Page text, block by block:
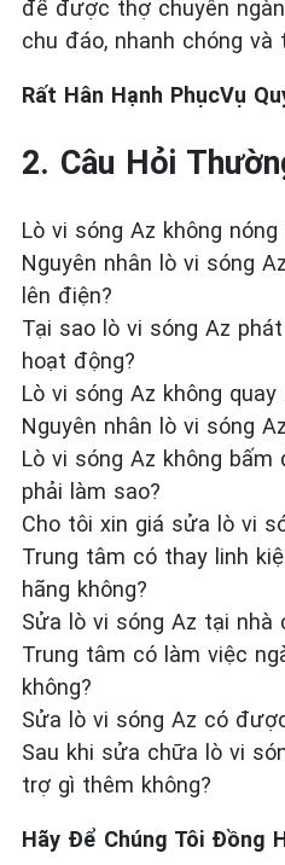
để được thợ chuyên
chu đáo, nhanh chóng và
Rất Hân Hạnh PhụcVụ
2. Câu Hỏi
Lò vi sóng Az không
Nguyên nhân lò vi sóng
lên điện?
Tại sao lò vi sóng Az
hoạt động?
Lò vi sóng Az không
Nguyên nhân lò vi sóng
Lò vi sóng Az không
phải làm sao?
Cho tôi xin giá sửa lò vi
Trung tâm có thay linh
hãng không?
Sửa lò vi sóng Az tại nhà
Trung tâm có làm việc
không?
Sửa lò vi sóng Az có
Sau khi sửa chữa lò vi
trợ gì thêm không?
Hãy Để Chúng Tôi Đồng